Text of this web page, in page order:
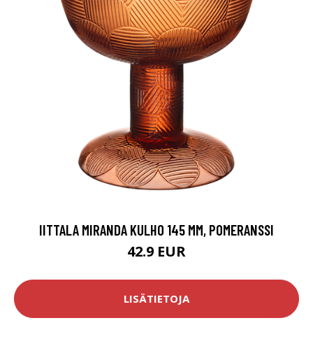
IITTALA MIRANDA KULHO 145 MM, POMERANSSI
42.9 EUR
LISÄTIETOJA